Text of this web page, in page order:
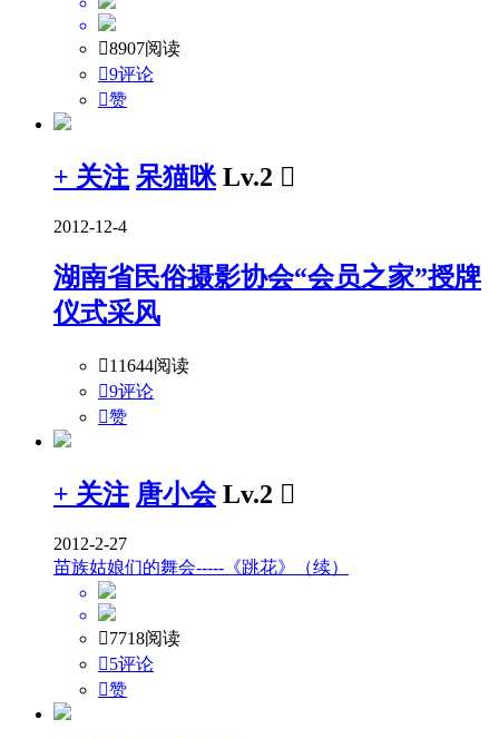
8907阅读
9评论
赞
+ 关注 呆猫咪 Lv.2 
2012-12-4
湖南省民俗摄影协会“会员之家”授牌
仪式采风
11644阅读
9评论
赞
+ 关注 唐小会 Lv.2 
2012-2-27
苗族姑娘们的舞会-----《跳花》（续）
7718阅读
5评论
赞